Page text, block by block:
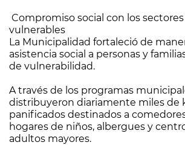
Compromiso social con los
vulnerables
La Municipalidad fortaleció de
asistencia social a personas y
de vulnerabilidad.
A través de los programas
distribuyeron diariamente miles de
panificados destinados a
hogares de niños, albergues y
adultos mayores.